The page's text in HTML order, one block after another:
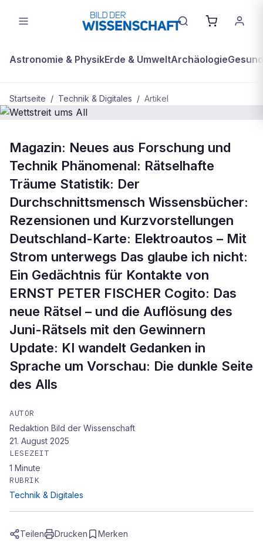
Astronomie & PhysikErde & UmweltArchäologie
Startseite / Technik & Digitales / Artikel
Wettstreit ums All
Magazin: Neues aus Forschung und
Technik Phänomenal: Rätselhafte
Träume Statistik: Der
Durchschnittsmensch Wissensbücher:
Rezensionen und Kurzvorstellungen
Deutschland-Karte: Elektroautos – Mit
Strom unterwegs Das glaube ich nicht:
Ein Gedächtnis für Kontakte von
ERNST PETER FISCHER Cogito: Das
neue Rätsel – und die Auflösung des
Juni-Rätsels mit den Gewinnern
Update: KI wandelt Gedanken in
Sprache um Vorschau: Die dunkle Seite
des Alls
AUTOR
Redaktion Bild der Wissenschaft
21. August 2025
LESEZEIT
1 Minute
RUBRIK
Technik & Digitales
Teilen Drucken Merken